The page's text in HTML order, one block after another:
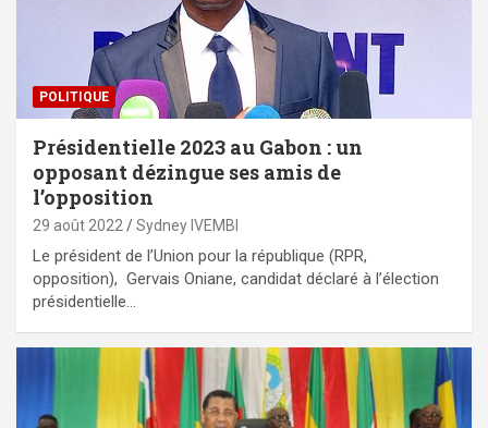
POLITIQUE
Présidentielle 2023 au Gabon : un
opposant dézingue ses amis de
l’opposition
29 août 2022 Sydney IVEMBI
Le président de l’Union pour la république (RPR,
opposition), Gervais Oniane, candidat déclaré à l’élection
présidentielle…